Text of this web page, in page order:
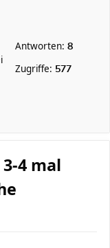
Antworten: 8
Zugriffe: 577
4 mal